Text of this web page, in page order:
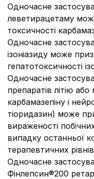
Одночасне
леветирацетаму
токсичності
Одночасне
ізоніазиду може
гепатотоксичності
Одночасне
препаратів літію
карбамазепіну і
тіоридазин) може
вираженості
випадку останньої
терапевтичних
Одночасне
Фiнлепсин®200